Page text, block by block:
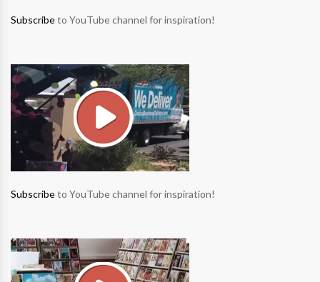
Subscribeto YouTube channel for inspiration!
Subscribeto YouTube channel for inspiration!